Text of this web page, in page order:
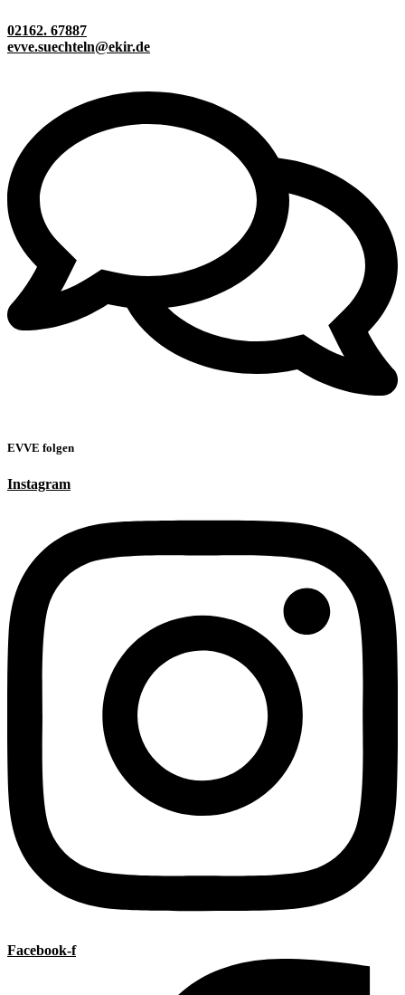
02162. 67887
evve.suechteln@ekir.de
EVVE folgen
Instagram
Facebook-f